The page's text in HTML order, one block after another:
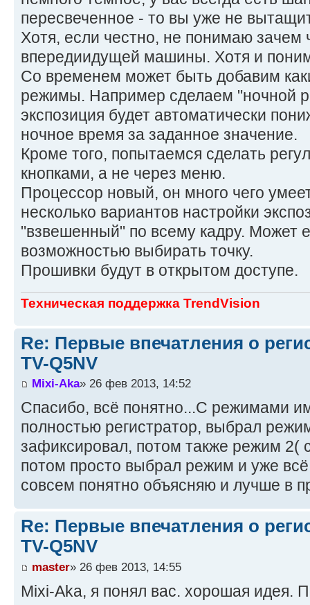
пересвеченное - то вы уже не
Хотя, если честно, не понимаю зачем
впередиидущей машины. Хотя и
Со временем может быть добавим
режимы. Например сделаем "ночной
экспозиция будет автоматически
ночное время за заданное значение.
Кроме того, попытаемся сделать
кнопками, а не через меню.
Процессор новый, он много чего
несколько вариантов настройки
"взвешенный" по всему кадру. Может
возможностью выбирать точку.
Прошивки будут в открытом доступе.
Техническая поддержка TrendVision
Re: Первые впечатления о
TV-Q5NV
Mixi-Aka» 26 фев 2013, 14:52
Спасибо, всё понятно...С режимами
полностью регистратор, выбрал
зафиксировал, потом также режим 2(
потом просто выбрал режим и уже
совсем понятно объясняю и лучше в
Re: Первые впечатления о
TV-Q5NV
master» 26 фев 2013, 14:55
Mixi-Aka, я понял вас. хорошая идея.